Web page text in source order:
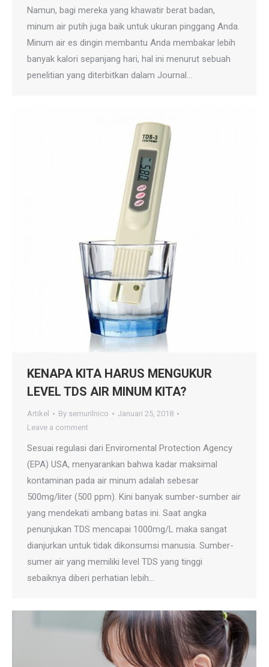
Namun, bagi mereka yang khawatir berat badan,
minum air putih juga baik untuk ukuran pinggang Anda.
Minum air es dingin membantu Anda membakar lebih
banyak kalori sepanjang hari, hal ini menurut sebuah
penelitian yang diterbitkan dalam Journal…
KENAPA KITA HARUS MENGUKUR
LEVEL TDS AIR MINUM KITA?
Artikel By semurilnico
Januari 25, 2018
Leave a comment
Sesuai regulasi dari Enviromental Protection Agency
(EPA) USA, menyarankan bahwa kadar maksimal
kontaminan pada air minum adalah sebesar
500mg/liter (500 ppm). Kini banyak sumber-sumber air
yang mendekati ambang batas ini. Saat angka
penunjukan TDS mencapai 1000mg/L maka sangat
dianjurkan untuk tidak dikonsumsi manusia. Sumber-
sumer air yang memiliki level TDS yang tinggi
sebaiknya diberi perhatian lebih…